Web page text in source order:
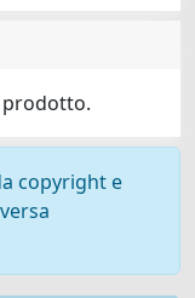
prodotto.
copyright e